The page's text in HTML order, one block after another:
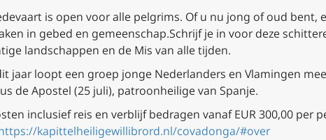
is open voor alle pelgrims. Of u nu jong of oud
in gebed en gemeenschap.Schrijf je in voor deze
landschappen en de Mis van alle tijden.
jaar loopt een groep jonge Nederlanders en Vlamingen
de Apostel (25 juli), patroonheilige van Spanje.
inclusief reis en verblijf bedragen vanaf EUR 300,00
kapittelheiligewillibrord.nl/covadonga/#over